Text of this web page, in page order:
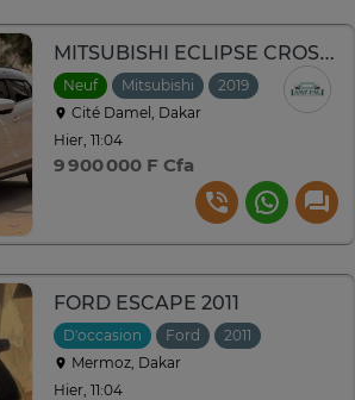
MITSUBISHI ECLIPSE CROSS 2019 1.5L 4x4
Neuf Mitsubishi 2019
Cité Damel, Dakar
Hier, 11:04
9 900 000 F Cfa
FORD ESCAPE 2011
D'occasion Ford 2011
Mermoz, Dakar
Hier, 11:04